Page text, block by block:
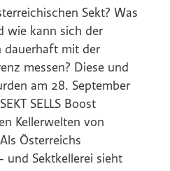
Sekt? Was
wie kann sich der
dauerhaft mit der
messen? Diese und
am 28. September
SELLS Boost
Kellerwelten von
Österreichs
und Sektkellerei sieht